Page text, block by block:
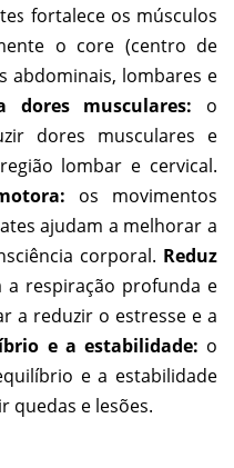
fortalece os músculos
o core (centro de
abdominais, lombares e
dores musculares: o
dores musculares e
lombar e cervical.
os movimentos
ajudam a melhorar a
corporal. Reduz
a respiração profunda e
a reduzir o estresse e a
e a estabilidade: o
e a estabilidade
quedas e lesões.